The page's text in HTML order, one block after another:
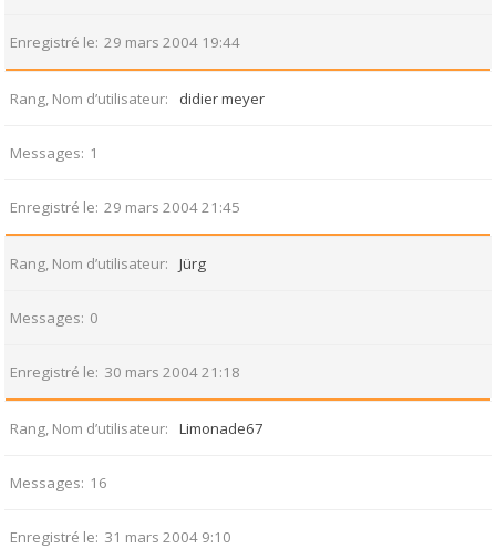
Enregistré le 29 mars 2004 19:44
Rang, Nom d’utilisateur didier meyer
Messages 1
Enregistré le 29 mars 2004 21:45
Rang, Nom d’utilisateur Jürg
Messages 0
Enregistré le 30 mars 2004 21:18
Rang, Nom d’utilisateur Limonade67
Messages 16
Enregistré le 31 mars 2004 9:10